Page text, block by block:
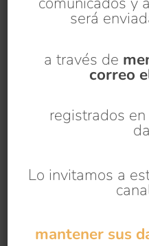
será
a través de
correo
registrados
Lo invitamos a
mantener sus